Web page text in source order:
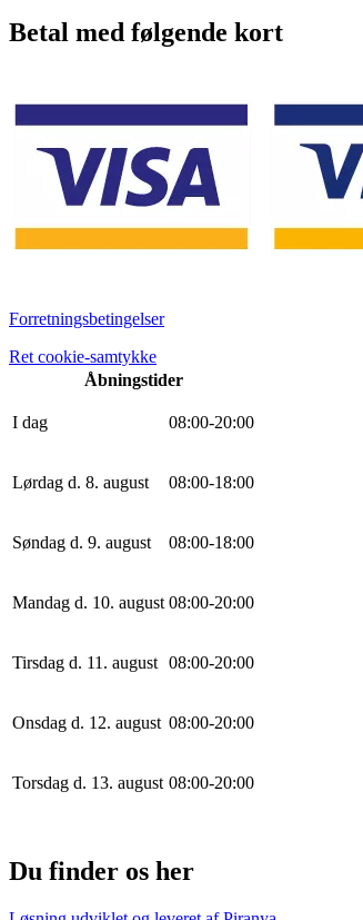
Betal med følgende kort
Forretningsbetingelser
Ret cookie-samtykke
Åbningstider
I dag 08:00-20:00
Lørdag d. 8. august 08:00-18:00
Søndag d. 9. august 08:00-18:00
Mandag d. 10. august 08:00-20:00
Tirsdag d. 11. august 08:00-20:00
Onsdag d. 12. august 08:00-20:00
Torsdag d. 13. august 08:00-20:00
Du finder os her